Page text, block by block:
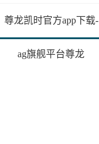
尊龙凯时官方app下载-
ag旗舰平台尊龙